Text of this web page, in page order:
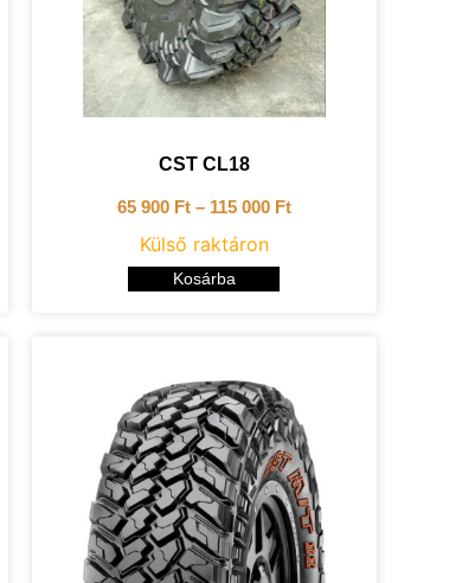
CST CL18
65 900 Ft– 115 000 Ft
Külső raktáron
Kosárba